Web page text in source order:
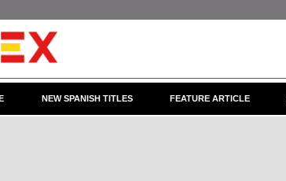
NEW SPANISH TITLES FEATURE ARTICLE